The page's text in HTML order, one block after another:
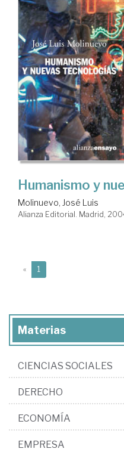
Humanismo y
Molinuevo, José Luis
Alianza Editorial. Madrid,
« 1
Materias
CIENCIAS SOCIALES
DERECHO
ECONOMÍA
EMPRESA